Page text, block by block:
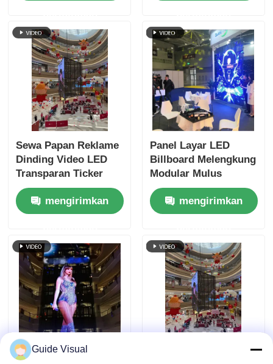
Sewa Papan Reklame
Dinding Video LED
Transparan Ticker
Konser
mengirimkan
Panel Layar LED
Billboard Melengkung
Modular Mulus
Sistem NovaStar
6000nitsmengirimkan
Layar Tampilan LED
Guide Visual